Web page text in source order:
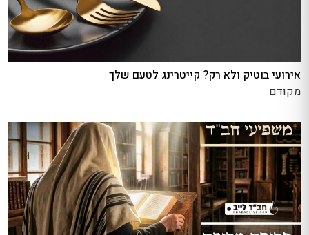
אירועי בוטיק ולא רק? קייטרינג לטעם שלך
מקודם